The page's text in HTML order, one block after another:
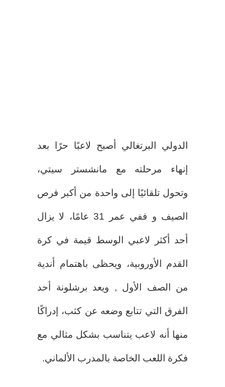
الدولي البرتغالي أصبح لاعبًا حرًا بعد
إنهاء مرحلته مع مانشستر سيتي،
وتحول تلقائيًا إلى واحدة من أكبر فرص
الصيف و ففي عمر 31 عامًا، لا يزال
أحد أكثر لاعبي الوسط قيمة في كرة
القدم الأوروبية، ويحظى باهتمام أندية
من الصف الأول , ويعد برشلونة أحد
الفرق التي تتابع وضعه عن كثب، إدراكًا
منها أنه لاعب يتناسب بشكل مثالي مع
فكرة اللعب الخاصة بالمدرب الألماني.